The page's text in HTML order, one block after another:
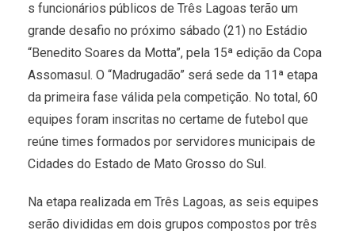
s funcionários públicos de Três Lagoas terão um
grande desafio no próximo sábado (21) no Estádio
“Benedito Soares da Motta”, pela 15ª edição da Copa
Assomasul. O “Madrugadão” será sede da 11ª etapa
da primeira fase válida pela competição. No total, 60
equipes foram inscritas no certame de futebol que
reúne times formados por servidores municipais de
Cidades do Estado de Mato Grosso do Sul.
Na etapa realizada em Três Lagoas, as seis equipes
serão divididas em dois grupos compostos por três